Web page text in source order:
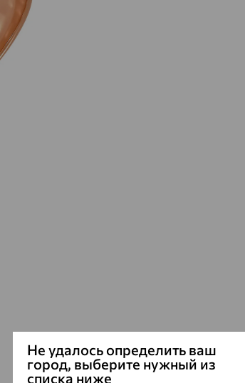
Не удалось определить ваш
город, выберите нужный из
списка ниже